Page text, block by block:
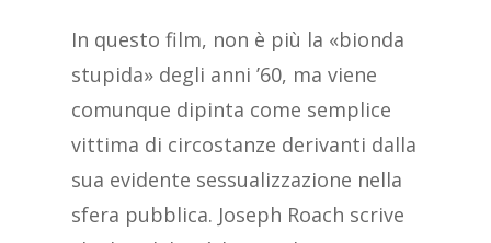
In questo film, non è più la «bionda
stupida» degli anni ’60, ma viene
comunque dipinta come semplice
vittima di circostanze derivanti dalla
sua evidente sessualizzazione nella
sfera pubblica. Joseph Roach scrive